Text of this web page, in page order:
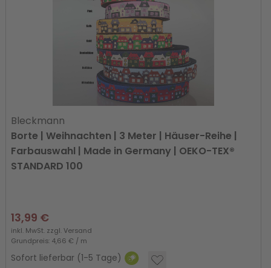
Bleckmann
Borte | Weihnachten | 3 Meter | Häuser-Reihe |
Farbauswahl | Made in Germany | OEKO-TEX®
STANDARD 100
13,99 €
inkl. MwSt. zzgl.Versand
Grundpreis: 4,66 € / m
Sofort lieferbar (1-5 Tage)